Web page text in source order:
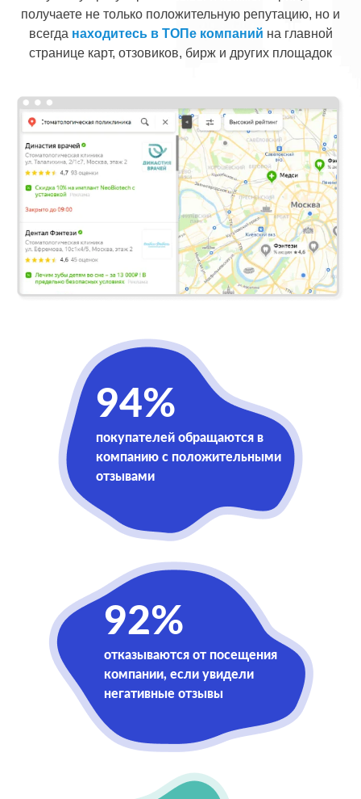
получаете не только положительную репутацию, но и
всегда находитесь в ТОПе компаний на главной
странице карт, отзовиков, бирж и других площадок
94%
покупателей обращаются в
компанию с положительными
отзывами
92%
отказываются от посещения
компании, если увидели
негативные отзывы